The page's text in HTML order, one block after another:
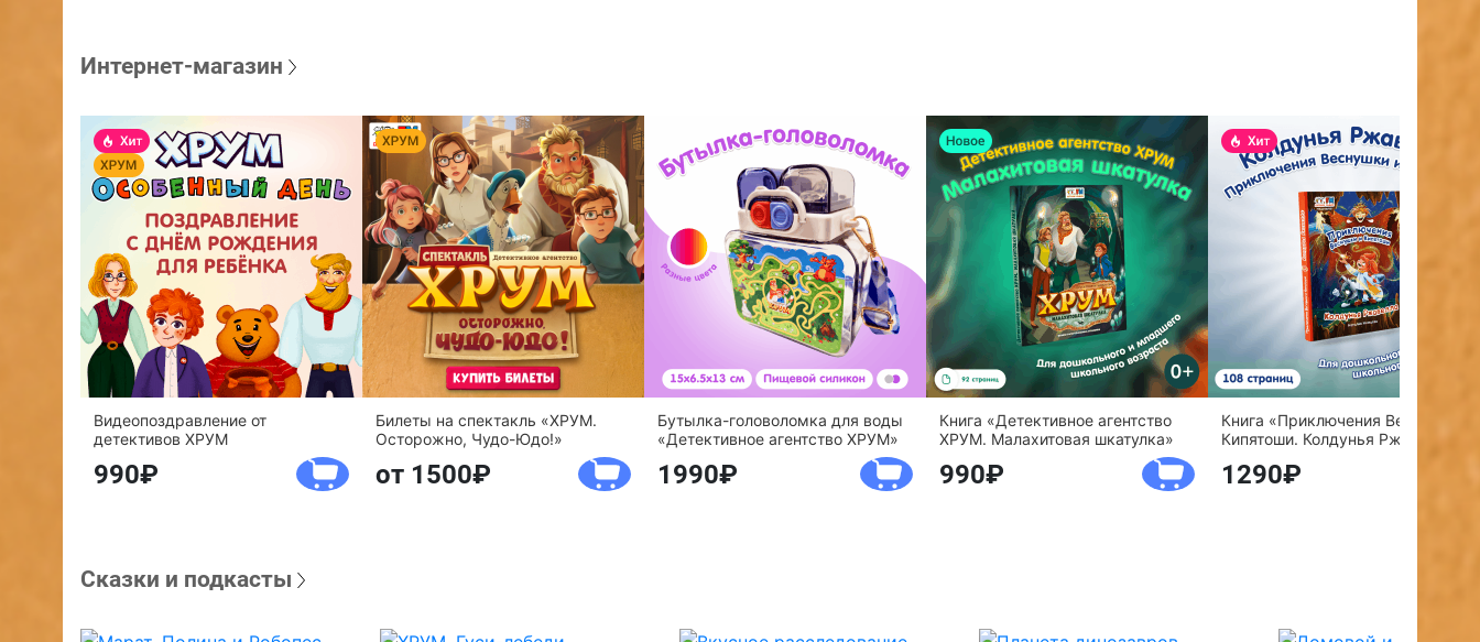
Интернет-магазин
Видеопоздравление от
детективов ХРУМ
990
Билеты на спектакль «ХРУМ.
Осторожно, Чудо-Юдо!»
от 1500
Бутылка-головоломка для воды
«Детективное агентство ХРУМ»
1990
Книга «Детективное агентство
ХРУМ. Малахитовая шкатулка»
990
Книга «Приключения Веснушки и
Кипятоши. Колдунья Ржавелла»
1290
Сказки и подкасты